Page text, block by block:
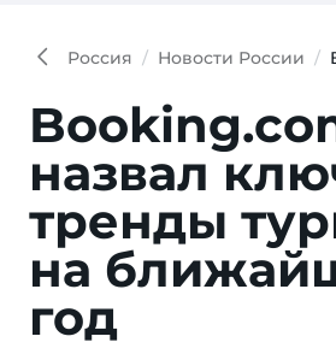
Россия Новости России
назвал
тренды
на
год